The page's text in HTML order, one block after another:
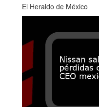
El Heraldo de México